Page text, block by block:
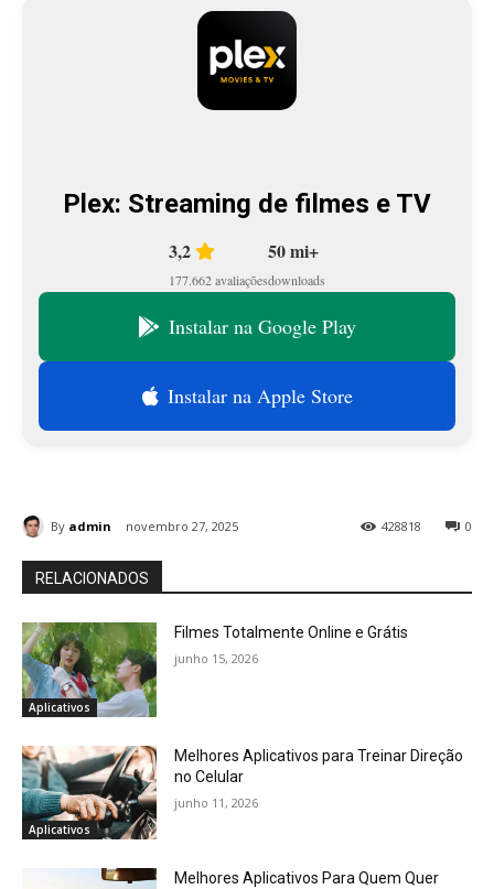
Plex: Streaming de filmes e TV
3,2
177.662 avaliações
50 mi+
downloads
Instalar na Google Play
Instalar na Apple Store
0
428818
By admin novembro 27, 2025
RELACIONADOS
Aplicativos
Filmes Totalmente Online e Grátis
junho 15, 2026
Aplicativos
Melhores Aplicativos para Treinar Direção
no Celular
junho 11, 2026
Melhores Aplicativos Para Quem Quer